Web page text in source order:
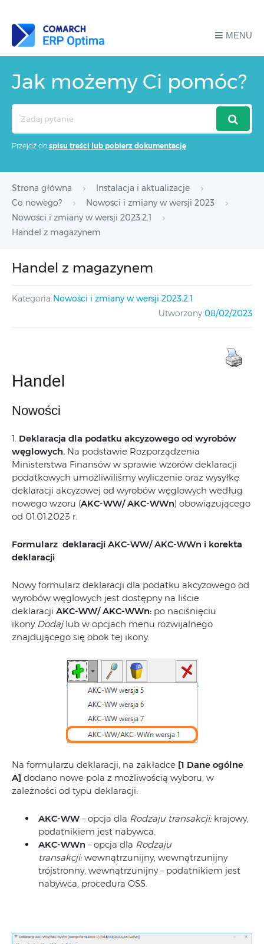
MENU
Jak możemy Ci pomóc?
Przejdź do spisu treści lub pobierz dokumentację
Strona główna
Instalacja i aktualizacje
Co nowego?
Nowości i zmiany w wersji 2023
Nowości i zmiany w wersji 2023.2.1
Handel z magazynem
Handel z magazynem
Kategoria Nowości i zmiany w wersji 2023.2.1
Utworzony 08/02/2023
Handel
Nowości
1. Deklaracja dla podatku akcyzowego od wyrobów
węglowych. Na podstawie Rozporządzenia
Ministerstwa Finansów w sprawie wzorów deklaracji
podatkowych umożliwiliśmy wyliczenie oraz wysyłkę
deklaracji akcyzowej od wyrobów węglowych według
nowego wzoru (AKC-WW/ AKC-WWn) obowiązującego
od 01.01.2023 r.
Formularz deklaracji AKC-WW/ AKC-WWn i korekta
deklaracji
Nowy formularz deklaracji dla podatku akcyzowego od
wyrobów węglowych jest dostępny na liście
deklaracji AKC-WW/ AKC-WWn: po naciśnięciu
ikony Dodajlub w opcjach menu rozwijalnego
znajdującego się obok tej ikony.
Na formularzu deklaracji, na zakładce [1 Dane ogólne
A] dodano nowe pola z możliwością wyboru, w
zależności od typu deklaracji:
AKC-WW – opcja dla Rodzaju transakcji: krajowy,
podatnikiem jest nabywca.
AKC-WWn – opcja dla Rodzaju
transakcji:wewnątrzunijny, wewnątrzunijny
trójstronny, wewnątrzunijny – podatnikiem jest
nabywca, procedura OSS.